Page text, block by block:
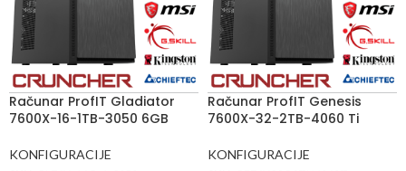
Računar ProfIT Gladiator
7600X-16-1TB-3050 6GB
KONFIGURACIJE
Računar ProfIT Genesis
7600X-32-2TB-4060 Ti
KONFIGURACIJE